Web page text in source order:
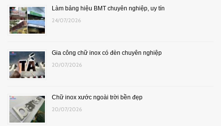
Làm bảng hiệu BMT chuyên nghiệp, uy tín
24/07/2026
Gia công chữ inox có đèn chuyên nghiệp
20/07/2026
Chữ inox xước ngoài trời bền đẹp
20/07/2026